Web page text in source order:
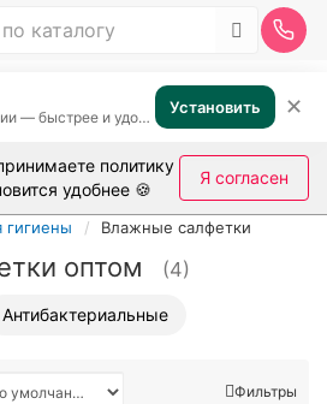
Откройте в приложении — быстрее и удобнее Установить ✕
политику
удобнее 🍪
Я согласен
гигиены Влажные салфетки
оптом (4)
Антибактериальные
Фильтры